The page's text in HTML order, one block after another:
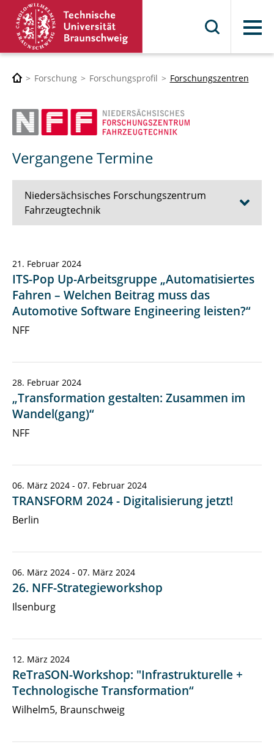
Menü
Forschung Forschungsprofil Forschungszentren
Vergangene Termine
Niedersächsisches Forschungszentrum
Fahrzeugtechnik
Aktuelles & Presse
Forschung
Kontakt
21. Februar 2024
ITS-Pop Up-Arbeitsgruppe „Automatisiertes
Fahren – Welchen Beitrag muss das
Automotive Software Engineering leisten?“
NFF
28. Februar 2024
„Transformation gestalten: Zusammen im
Wandel(gang)“
NFF
06. März 2024 - 07. Februar 2024
TRANSFORM 2024 - Digitalisierung jetzt!
Berlin
06. März 2024 - 07. März 2024
26. NFF-Strategieworkshop
Ilsenburg
12. März 2024
ReTraSON-Workshop: "Infrastrukturelle +
Technologische Transformation“
Wilhelm5, Braunschweig